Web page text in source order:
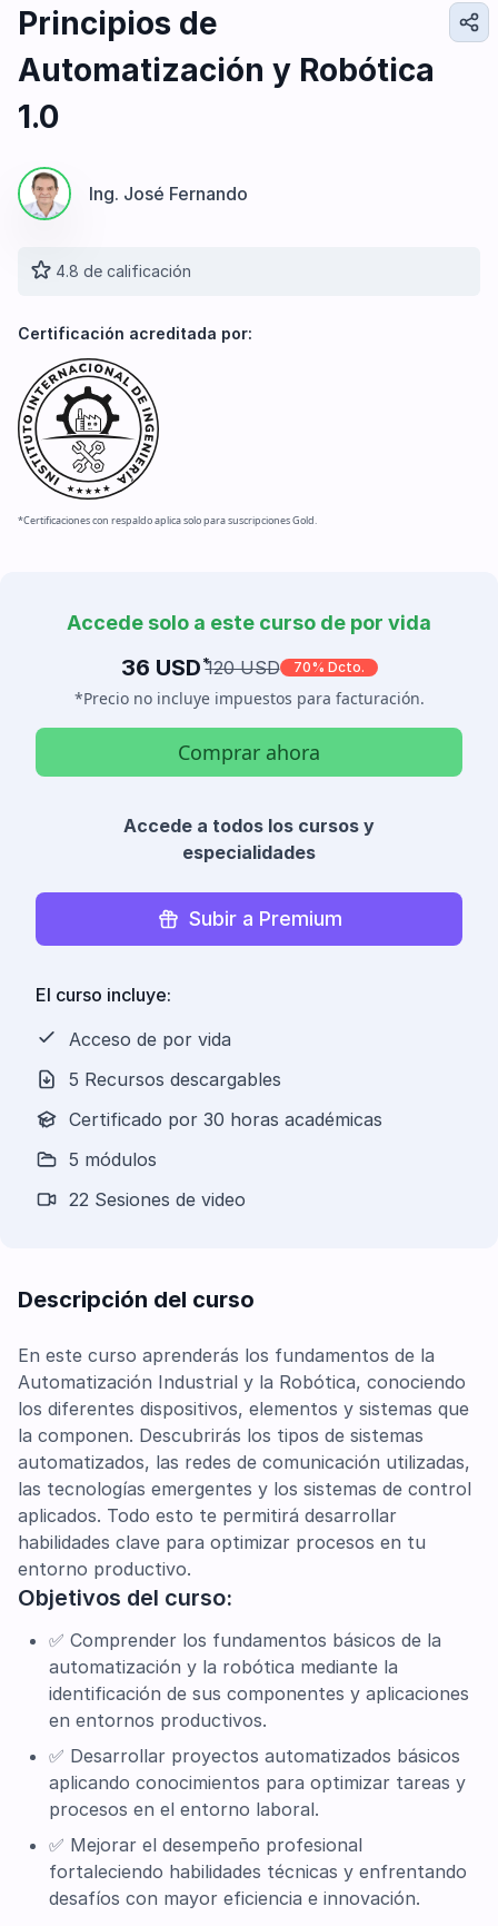
Diseño e Ingeniería
Gestión Industrial
Ingeniería de Procesos
Desarrollo Profesional
Principios de
Automatización y Robótica
1.0
Ing. José Fernando
4.8 de calificación
Certificación acreditada por:
*Certificaciones con respaldo aplica solo para suscripciones Gold.
Accede solo a este curso de por vida
36 USD *120 USD 70% Dcto.
*Precio no incluye impuestos para facturación.
Comprar ahora
Accede a todos los cursos y
especialidades
Subir a Premium
El curso incluye:
Acceso de por vida
5 Recursos descargables
Certificado por 30 horas académicas
5 módulos
22 Sesiones de video
Descripción del curso
En este curso aprenderás los fundamentos de la
Automatización Industrial y la Robótica, conociendo
los diferentes dispositivos, elementos y sistemas que
la componen. Descubrirás los tipos de sistemas
automatizados, las redes de comunicación utilizadas,
las tecnologías emergentes y los sistemas de control
aplicados. Todo esto te permitirá desarrollar
habilidades clave para optimizar procesos en tu
entorno productivo.
Objetivos del curso:
✅ Comprender los fundamentos básicos de la
automatización y la robótica mediante la
identificación de sus componentes y aplicaciones
en entornos productivos.
✅ Desarrollar proyectos automatizados básicos
aplicando conocimientos para optimizar tareas y
procesos en el entorno laboral.
✅ Mejorar el desempeño profesional
fortaleciendo habilidades técnicas y enfrentando
desafíos con mayor eficiencia e innovación.